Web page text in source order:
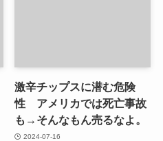
激辛チップスに潜む危険
性 アメリカでは死亡事故
も→そんなもん売るなよ。
2024-07-16